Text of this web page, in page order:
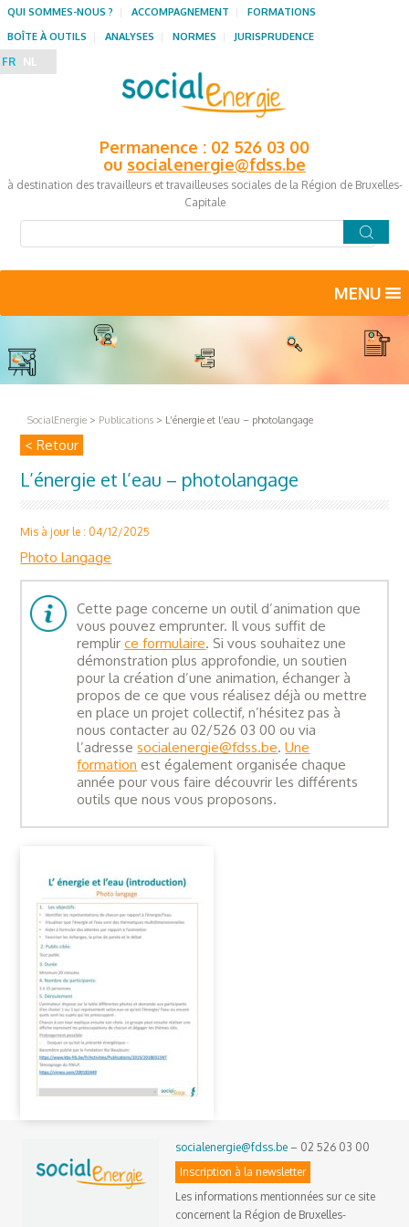
Permanence : 02 526 03 00
ou socialenergie@fdss.be
à destination des travailleurs et travailleuses sociales de la Région de Bruxelles-
Capitale
QUI SOMMES-NOUS ? ACCOMPAGNEMENT
FORMATIONS
BOÎTE À OUTILS
ANALYSES NORMES JURISPRUDENCE
FR NL
MENU
SocialEnergie > Publications > L’énergie et l’eau – photolangage
< Retour
L’énergie et l’eau – photolangage
Mis à jour le : 04/12/2025
Photo langage
Cette page concerne un outil d’animation que
vous pouvez emprunter. Il vous suffit de
remplirce formulaire. Si vous souhaitez une
démonstration plus approfondie, un soutien
pour la création d’une animation, échanger à
propos de ce que vous réalisez déjà ou mettre
en place un projet collectif, n’hésitez pas à
nous contacter au 02/526 03 00 ou via
l’adressesocialenergie@fdss.be.Une
formation est également organisée chaque
année pour vous faire découvrir les différents
outils que nous vous proposons.
socialenergie@fdss.be – 02 526 03 00
Inscription à la newsletter
Les informations mentionnées sur ce site
concernent la Région de Bruxelles-